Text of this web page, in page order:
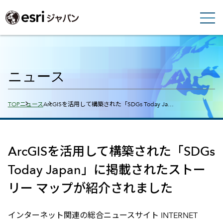
ニュース
Breadcrumbs
TOPニュースArcGISを活用して構築された「SDGs Today Ja…
ArcGISを活用して構築された「SDGs
Today Japan」に掲載されたストー
リー マップが紹介されました
インターネット関連の総合ニュースサイト INTERNET